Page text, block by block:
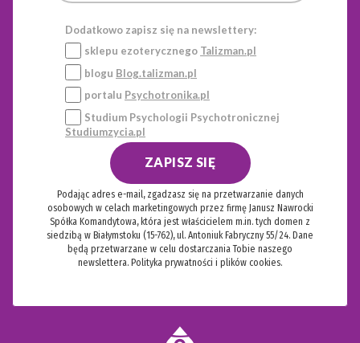
Dodatkowo zapisz się na newslettery:
sklepu ezoterycznego Talizman.pl
blogu Blog.talizman.pl
portalu Psychotronika.pl
Studium Psychologii Psychotronicznej
Studiumzycia.pl
ZAPISZ SIĘ
Podając adres e-mail, zgadzasz się na przetwarzanie danych
osobowych w celach marketingowych przez firmę Janusz Nawrocki
Spółka Komandytowa, która jest właścicielem m.in. tych domen z
siedzibą w Białymstoku (15-762), ul. Antoniuk Fabryczny 55/24. Dane
będą przetwarzane w celu dostarczania Tobie naszego
newslettera. Polityka prywatności i plików cookies.